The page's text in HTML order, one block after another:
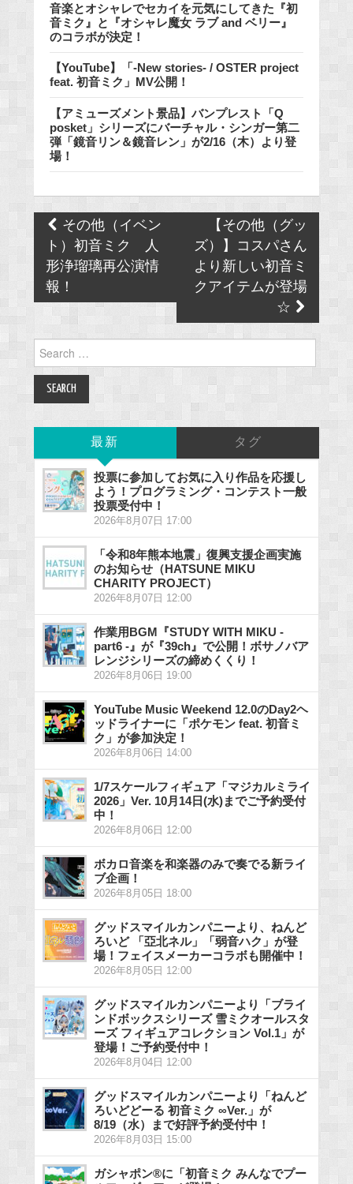
音楽とオシャレでセカイを元気にしてきた『初
音ミク』と『オシャレ魔女 ラブ and ベリー』
のコラボが決定！
【YouTube】「-New stories- / OSTER project
feat. 初音ミク」MV公開！
【アミューズメント景品】バンプレスト「Q
posket」シリーズにバーチャル・シンガー第二
弾「鏡音リン＆鏡音レン」が2/16（木）より登
場！
Post
navigation
その他（イベン
ト）初音ミク 人
形浄瑠璃再公演情
報！
【その他（グッ
ズ）】コスパさん
より新しい初音ミ
クアイテムが登場
☆
for:
最新 タグ
投票に参加してお気に入り作品を応援し
よう！プログラミング・コンテスト一般
投票受付中！
2026年8月07日 17:00
「令和8年熊本地震」復興支援企画実施
のお知らせ（HATSUNE MIKU
CHARITY PROJECT）
2026年8月07日 12:00
作業用BGM『STUDY WITH MIKU -
part6 -』が『39ch』で公開！ボサノバア
レンジシリーズの締めくくり！
2026年8月06日 19:00
YouTube Music Weekend 12.0のDay2ヘ
ッドライナーに「ポケモン feat. 初音ミ
ク」が参加決定！
2026年8月06日 14:00
1/7スケールフィギュア「マジカルミライ
2026」Ver. 10月14日(水)までご予約受付
中！
2026年8月06日 12:00
ボカロ音楽を和楽器のみで奏でる新ライ
ブ企画！
2026年8月05日 18:00
グッドスマイルカンパニーより、ねんど
ろいど 「亞北ネル」「弱音ハク」が登
場！フェイスメーカーコラボも開催中！
2026年8月05日 12:00
グッドスマイルカンパニーより「ブライ
ンドボックスシリーズ 雪ミクオールスタ
ーズ フィギュアコレクション Vol.1」が
登場！ご予約受付中！
2026年8月04日 12:00
グッドスマイルカンパニーより「ねんど
ろいどどーる 初音ミク ∞Ver.」が
8/19（水）まで好評予約受付中！
2026年8月03日 15:00
ガシャポン®に「初音ミク みんなでプー